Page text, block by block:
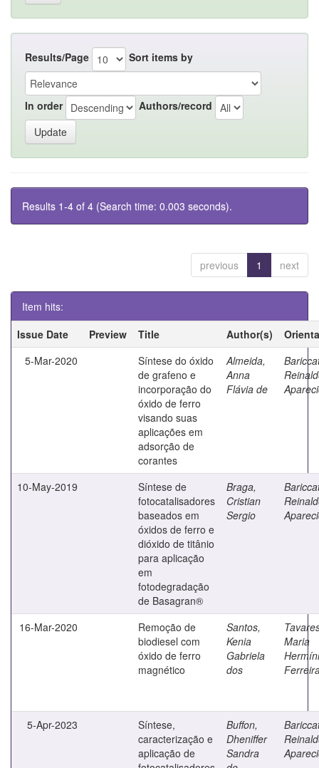
Results/Page Sort items by
In order Authors/record
Results 1-4 of 4 (Search time: 0.003 seconds).
previous 1 next
Item hits:
Issue Date
Preview Title Author(s)
5-Mar-2020
Síntese do óxido
de grafeno e
incorporação do
óxido de ferro
visando suas
aplicações em
adsorção de
corantes
Almeida,
Anna
Flávia de
10-May-2019
Síntese de
fotocatalisadores
baseados em
óxidos de ferro e
dióxido de titânio
para aplicação
em
fotodegradação
de Basagran®
Braga,
Cristian
Sergio
16-Mar-2020
Remoção de
biodiesel com
óxido de ferro
magnético
Santos,
Kenia
Gabriela
dos
Maria
5-Apr-2023
Síntese,
caracterização e
aplicação de
Buffon,
Dheniffer
Sandra